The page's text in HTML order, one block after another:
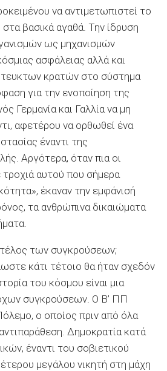
να αντιμετωπιστεί το
βασικά αγαθά. Την ίδρυση
ως μηχανισμών
ασφάλειας αλλά και
κρατών στο σύστημα
για την ενοποίηση της
Γερμανία και Γαλλία να μη
αφετέρου να ορθωθεί ένα
έναντι της
Αργότερα, όταν πια οι
τροχιά αυτού που σήμερα
έκαναν την εμφάνισή
τα ανθρώπινα δικαιώματα
των συγκρούσεων;
κάτι τέτοιο θα ήταν σχεδόν
του κόσμου είναι μια
συγκρούσεων. Ο Β’ ΠΠ
ο οποίος πριν από όλα
Δημοκρατία κατά
έναντι του σοβιετικού
μεγάλου νικητή στη μάχη